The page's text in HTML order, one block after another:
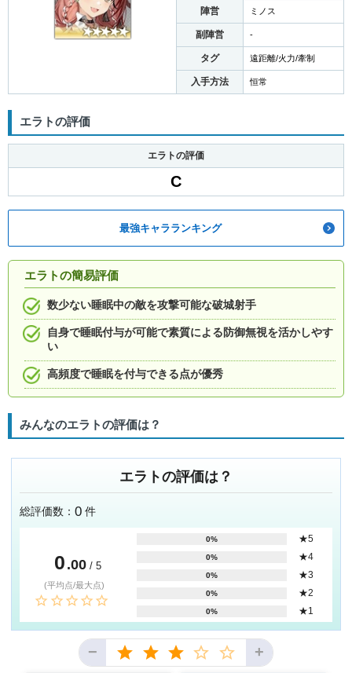
陣営 ミノス
副陣営 -
タグ 遠距離/火力/牽制
入手方法 恒常
エラトの評価
エラトの評価
C
最強キャラランキング
エラトの簡易評価
数少ない睡眠中の敵を攻撃可能な破城射手
自身で睡眠付与が可能で素質による防御無視を活かしやす
い
高頻度で睡眠を付与できる点が優秀
みんなのエラトの評価は？
エラトの評価は？
総評価数： 0 件
0 .00/ 5
(平均点/最大点)
0% ★5
0% ★4
0% ★3
0% ★2
0% ★1
− +